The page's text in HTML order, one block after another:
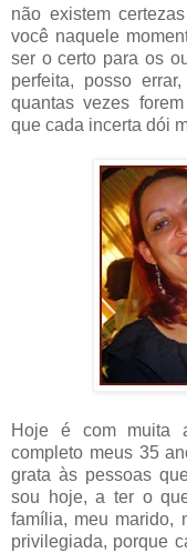
não existem
você naquele
ser o certo para os
perfeita, posso
quantas vezes
que cada incerta dói
Hoje é com muita
completo meus 35
grata às pessoas
sou hoje, a ter o
família, meu marido,
privilegiada, porque